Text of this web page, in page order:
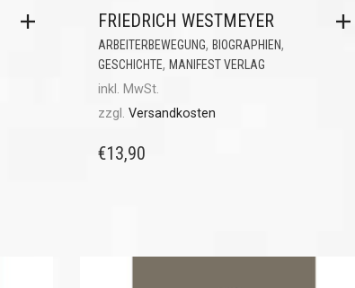
FRIEDRICH WESTMEYER
ARBEITERBEWEGUNG, BIOGRAPHIEN,
GESCHICHTE, MANIFEST VERLAG
inkl. MwSt.
zzgl. Versandkosten
€13,90